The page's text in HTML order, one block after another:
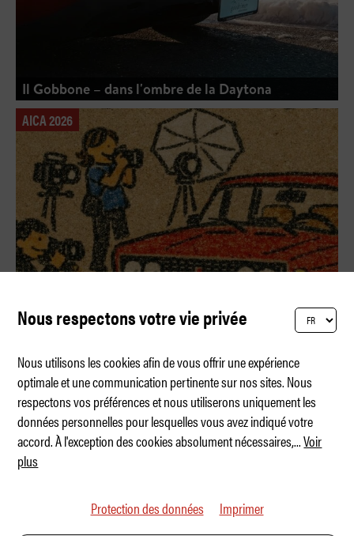
Il Gobbone – dans l'ombre de la Daytona
AICA 2026
Quelle marque a le meilleur design ?
Nous respectons votre vie privée
Nous utilisons les cookies afin de vous offrir une expérience
optimale et une communication pertinente sur nos sites. Nous
respectons vos préférences et nous utiliserons uniquement les
données personnelles pour lesquelles vous avez indiqué votre
accord. À l'exception des cookies absolument nécessaires,...Voir
plus
Protection des données Imprimer